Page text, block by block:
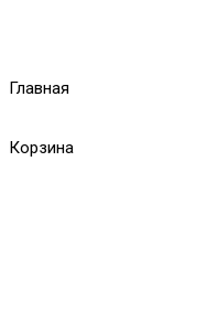
Главная
Корзина